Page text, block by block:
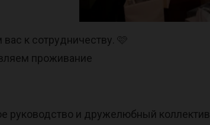
к сотрудничеству. 🩷
проживание
руководство и дружелюбный коллектив